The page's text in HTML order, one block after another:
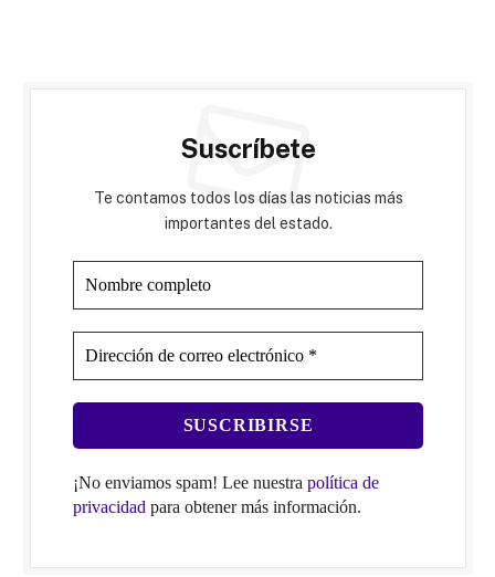
Suscríbete
Te contamos todos los días las noticias más
importantes del estado.
¡No enviamos spam! Lee nuestra política de
privacidad para obtener más información.